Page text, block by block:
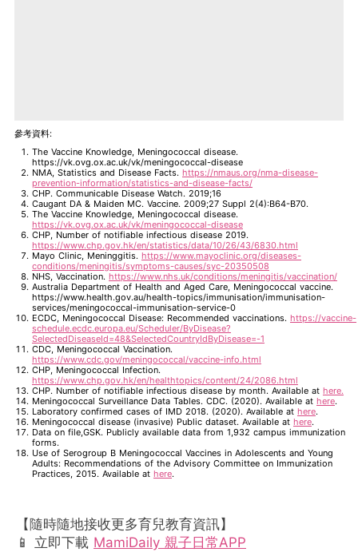
參考資料:
The Vaccine Knowledge, Meningococcal disease.
https://vk.ovg.ox.ac.uk/vk/meningococcal-disease
NMA, Statistics and Disease Facts. https://nmaus.org/nma-disease-
prevention-information/statistics-and-disease-facts/
CHP. Communicable Disease Watch. 2019;16
Caugant DA & Maiden MC. Vaccine. 2009;27 Suppl 2(4):B64-B70.
The Vaccine Knowledge, Meningococcal disease.
https://vk.ovg.ox.ac.uk/vk/meningococcal-disease
CHP, Number of notifiable infectious disease 2019.
https://www.chp.gov.hk/en/statistics/data/10/26/43/6830.html
Mayo Clinic, Meninggitis. https://www.mayoclinic.org/diseases-
conditions/meningitis/symptoms-causes/syc-20350508
NHS, Vaccination. https://www.nhs.uk/conditions/meningitis/vaccination/
Australia Department of Health and Aged Care, Meningococcal vaccine.
https://www.health.gov.au/health-topics/immunisation/immunisation-
services/meningococcal-immunisation-service-0
ECDC, Meningococcal Disease: Recommended vaccinations. https://vaccine-
schedule.ecdc.europa.eu/Scheduler/ByDisease?
SelectedDiseaseId=48&SelectedCountryIdByDisease=-1
CDC, Meningococcal Vaccination.
https://www.cdc.gov/meningococcal/vaccine-info.html
CHP, Meningococcal Infection.
https://www.chp.gov.hk/en/healthtopics/content/24/2086.html
CHP. Number of notifiable infectious disease by month. Available at here.
Meningococcal Surveillance Data Tables. CDC. (2020). Available at here.
Laboratory confirmed cases of IMD 2018. (2020). Available at here.
Meningococcal disease (invasive) Public dataset. Available at here.
Data on file,GSK. Publicly available data from 1,932 campus immunization
forms.
Use of Serogroup B Meningococcal Vaccines in Adolescents and Young
Adults: Recommendations of the Advisory Committee on Immunization
Practices, 2015. Available at here.
【隨時隨地接收更多育兒教育資訊】
📱 立即下載 MamiDaily 親子日常APP